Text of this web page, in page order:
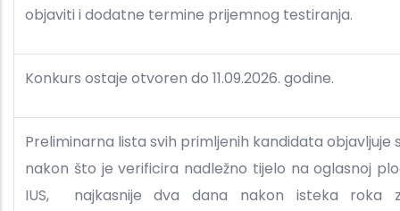
objaviti i dodatne termine prijemnog testiranja.
Konkurs ostaje otvoren do 11.09.2026. godine.
Preliminarna lista svih primljenih kandidata objavljuje
nakon što je verificira nadležno tijelo na oglasnoj
IUS, najkasnije dva dana nakon isteka roka